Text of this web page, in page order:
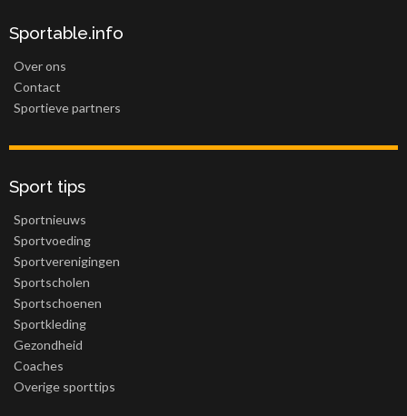
Sportable.info
Over ons
Contact
Sportieve partners
Sport tips
Sportnieuws
Sportvoeding
Sportverenigingen
Sportscholen
Sportschoenen
Sportkleding
Gezondheid
Coaches
Overige sporttips